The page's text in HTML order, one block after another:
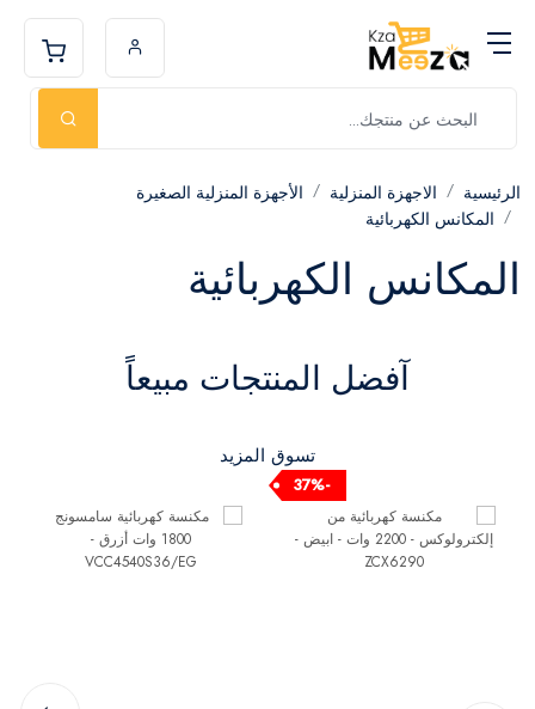
الرئيسية الاجهزة المنزلية
الأجهزة المنزلية الصغيرة
المكانس الكهربائية
المكانس الكهربائية
آفضل المنتجات مبيعاً
تسوق المزيد
-37%